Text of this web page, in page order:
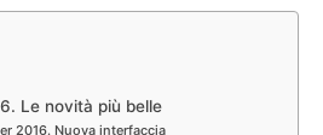
Le novità più belle
2016. Nuova interfaccia